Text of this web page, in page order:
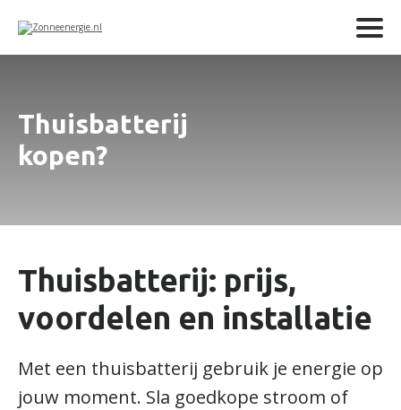
Thuisbatterij
kopen?
Thuisbatterij: prijs,
voordelen en installatie
Met een thuisbatterij gebruik je energie op
jouw moment. Sla goedkope stroom of